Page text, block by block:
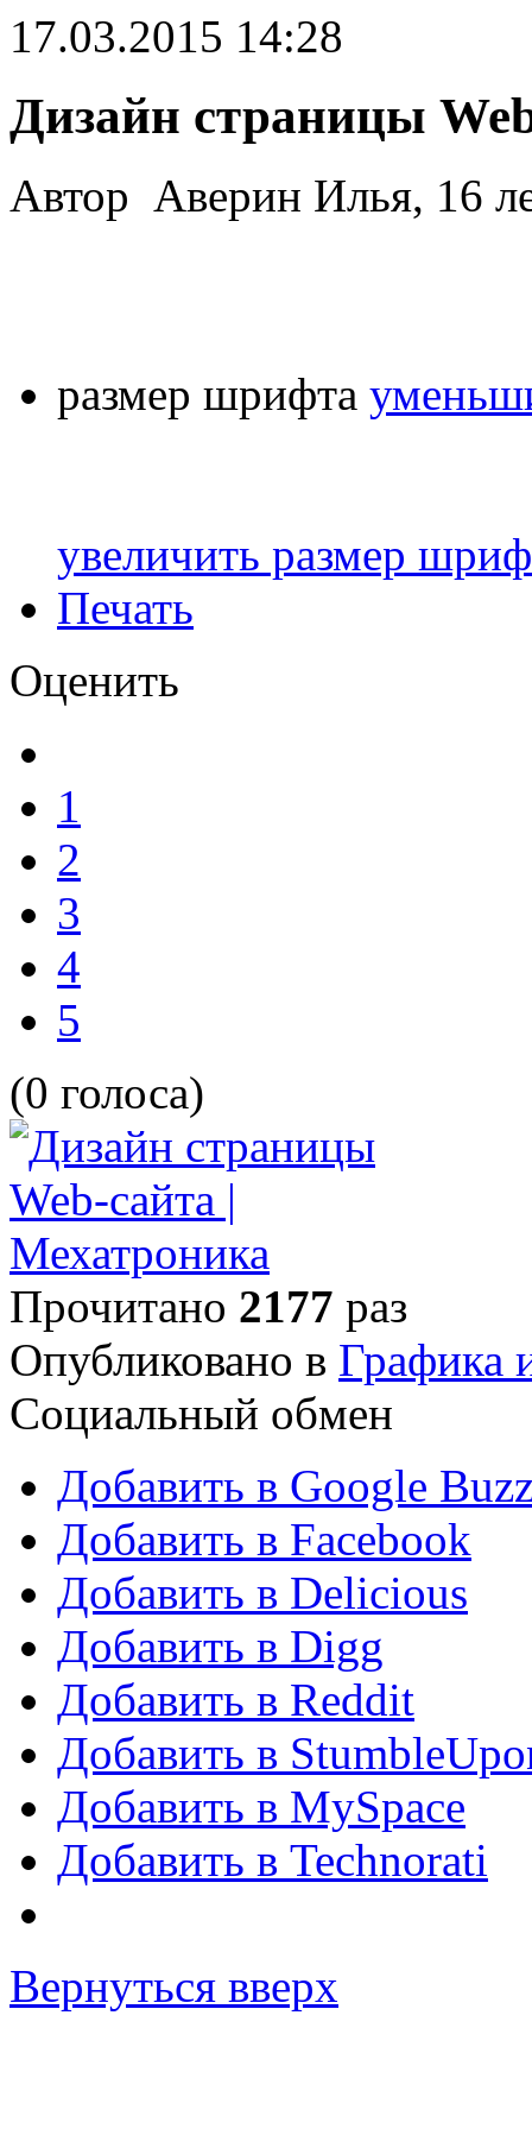
17.03.2015 14:28
Дизайн страницы
Автор Аверин Илья, 16
размер шрифта
увеличить размер
Печать
Оценить
1
2
3
4
5
(0 голоса)
Прочитано 2177 раз
Опубликовано в Графика
Социальный обмен
Добавить в Google
Добавить в Facebook
Добавить в Delicious
Добавить в Digg
Добавить в Reddit
Добавить в
Добавить в MySpace
Добавить в Technorati
Вернуться вверх